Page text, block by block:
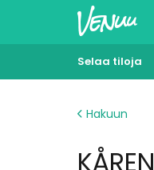
Selaa tiloja
Hakuun